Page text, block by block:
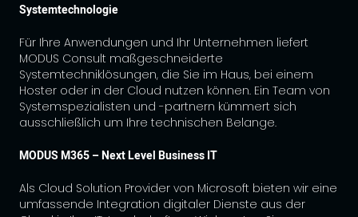
Systemtechnologie
Für Ihre Anwendungen und Ihr Unternehmen liefert
MODUS Consult maßgeschneiderte
Systemtechniklösungen, die Sie im Haus, bei einem
Hoster oder in der Cloud nutzen können. Ein Team von
Systemspezialisten und -partnern kümmert sich
ausschließlich um Ihre technischen Belange.
MODUS M365 – Next Level Business IT
Als Cloud Solution Provider von Microsoft bieten wir eine
umfassende Integration digitaler Dienste aus der